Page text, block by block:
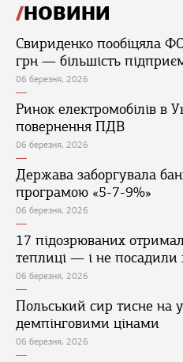
НОВИНИ
Свириденко пообіцяла
грн — більшість
06 березня, 2026
Ринок електромобілів в
повернення ПДВ
06 березня, 2026
Держава заборгувала
програмою «5-7-9%»
06 березня, 2026
17 підозрюваних
теплиці — і не
06 березня, 2026
Польський сир тисне на
демпінговими цінами
06 березня, 2026